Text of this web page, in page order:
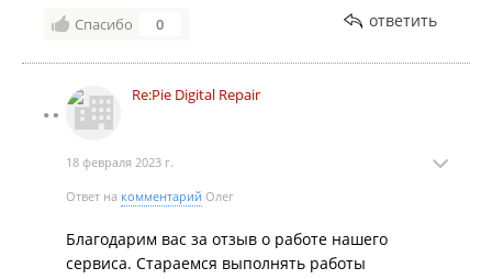
Спасибо 0 ответить
Re:Pie Digital Repair
18 февраля 2023 г.
Ответ на комментарий Олег
Благодарим вас за отзыв о работе нашего
сервиса. Стараемся выполнять работы